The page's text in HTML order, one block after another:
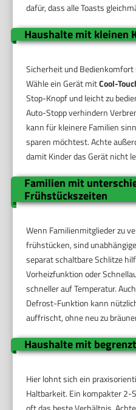
dafür, dass alle Toasts
Haushalte mit kleinen
Sicherheit und
Wähle ein Gerät mitCool-
Stop-Knopf und leicht zu
Auto-Stopp verhindern
kann für kleinere Familien
sparen möchtest. Achte
damit Kinder das Gerät nicht
Familien mit
Frühstückszeiten
Wenn Familienmitglieder zu
frühstücken, sind
separat schaltbare Schlitze
Vorheizfunktion oder
schneller auf Temperatur.
Defrost-Funktion kann
auffrischt, ohne neu zu
Haushalte mit
Hier lohnt sich ein
Haltbarkeit. Ein kompakter